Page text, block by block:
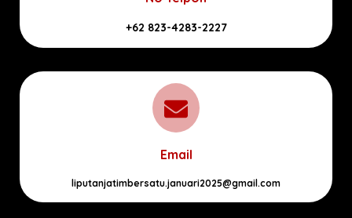
+62 823-4283-2227
Email
liputanjatimbersatu.januari2025@gmail.com